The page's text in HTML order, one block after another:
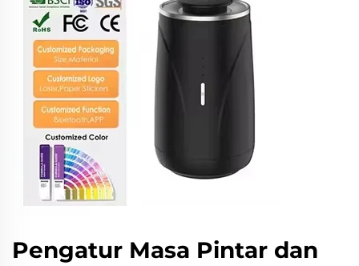
Pengatur Masa Pintar dan